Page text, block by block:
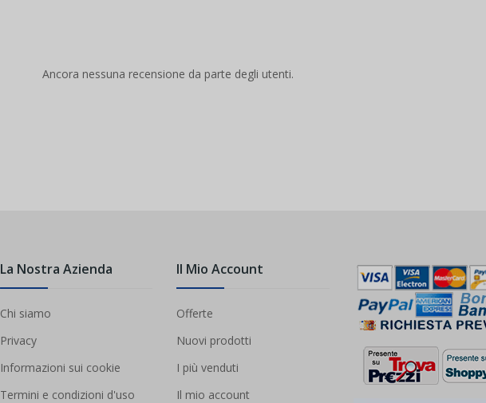
Ancora nessuna recensione da parte degli utenti.
La Nostra Azienda
Chi siamo
Privacy
Informazioni sui cookie
Termini e condizioni d'uso
Il Mio Account
Offerte
Nuovi prodotti
I più venduti
Il mio account